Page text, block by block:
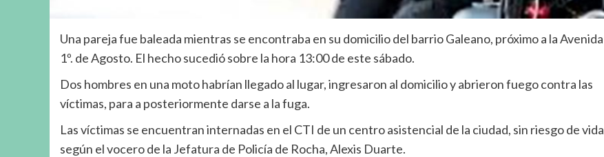
Una pareja fue baleada mientras se encontraba en su domicilio del barrio Galeano, próximo a la Avenida
1º. de Agosto. El hecho sucedió sobre la hora 13:00 de este sábado.
Dos hombres en una moto habrían llegado al lugar, ingresaron al domicilio y abrieron fuego contra las
víctimas, para a posteriormente darse a la fuga.
Las víctimas se encuentran internadas en el CTI de un centro asistencial de la ciudad, sin riesgo de vida
según el vocero de la Jefatura de Policía de Rocha, Alexis Duarte.